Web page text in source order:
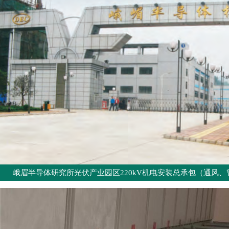
峨眉半导体研究所光伏产业园区220kV机电安装总承包（通风